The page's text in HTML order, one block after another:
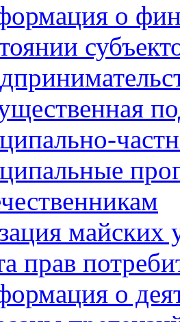
о
майских
прав
о